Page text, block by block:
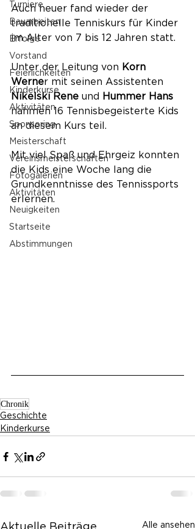
Turniere
Bauarbeiten
Erfolge
Vorstand
Feierlichkeiten
Kinderkurse
Aktivitäten
Sponsoring
Meisterschaft
Vereinsmeisterschaften
Fotogalerien
Aktivitäten
Neuigkeiten
Startseite
Abstimmungen
Auch heuer fand wieder der
traditionelle Tenniskurs für Kinder
im Alter von 7 bis 12 Jahren statt.
Unter der Leitung von Korn
Werner mit seinen Assistenten
Nikelski Rene und
Hummer Hans
nahmen 16 Tennisbegeisterte Kids
an diesem Kurs teil.
Mit viel Spaß und Ehrgeiz konnten
die Kids eine Woche lang die
Grundkenntnisse des Tennissports
erlernen.
Chronik
Geschichte
Kinderkurse
Alle ansehen